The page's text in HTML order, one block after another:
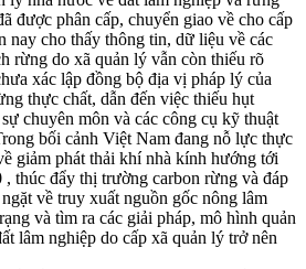
được phân cấp, chuyển giao về cho cấp
nay cho thấy thông tin, dữ liệu về các
rừng do xã quản lý vẫn còn thiếu rõ
xác lập đồng bộ địa vị pháp lý của
thực chất, dẫn đến việc thiếu hụt
chuyên môn và các công cụ kỹ thuật
bối cảnh Việt Nam đang nỗ lực thực
giảm phát thải khí nhà kính hướng tới
, thúc đẩy thị trường carbon rừng và đáp
về truy xuất nguồn gốc nông lâm
và tìm ra các giải pháp, mô hình quản
lâm nghiệp do cấp xã quản lý trở nên